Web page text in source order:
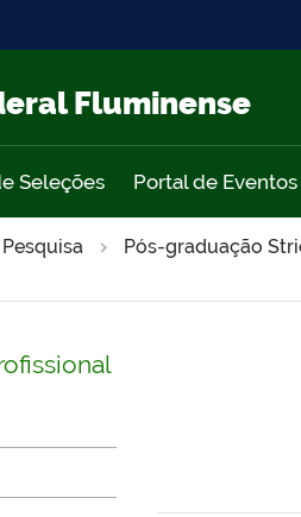
Fluminense
Seleções Portal de Eventos
Pesquisa Pós-graduação